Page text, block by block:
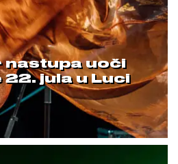
nastupa uoči
jula u Luci